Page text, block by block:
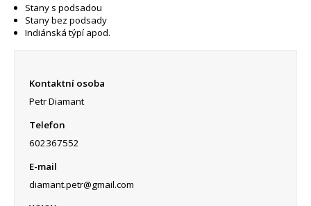
Stany s podsadou
Stany bez podsady
Indiánská týpí apod.
Kontaktní osoba
Petr Diamant
Telefon
602367552
E-mail
diamant.petr@gmail.com